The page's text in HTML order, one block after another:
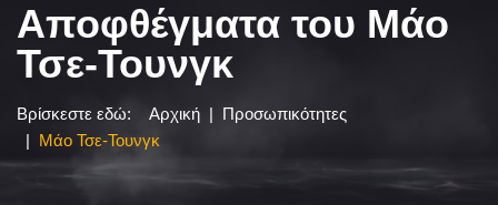
Αποφθέγματα του Μάο
Τσε-Τουνγκ
Βρίσκεστε εδώ: Αρχική
Προσωπικότητες
Μάο Τσε-Τουνγκ